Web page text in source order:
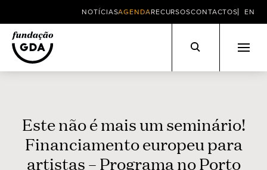
NOTÍCIASAGENDARECURSOSCONTACTOS EN
Este não é mais um seminário!
Financiamento europeu para
artistas – Programa no Porto